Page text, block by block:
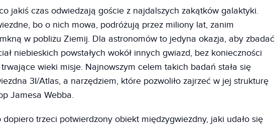
jakiś czas odwiedzają goście z najdalszych zakątków galaktyki.
bo o nich mowa, podróżują przez miliony lat, zanim
w pobliżu Ziemij. Dla astronomów to jedyna okazja, aby zbadać
niebieskich powstałych wokół innych gwiazd, bez konieczności
wieki misje. Najnowszym celem takich badań stała się
3I/Atlas, a narzędziem, które pozwoliło zajrzeć w jej strukturę
Jamesa Webba.
dopiero trzeci potwierdzony obiekt międzygwiezdny, jaki udało się